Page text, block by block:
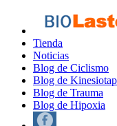
Tienda
Noticias
Blog de Ciclismo
Blog de
Blog de Trauma
Blog de Hipoxia